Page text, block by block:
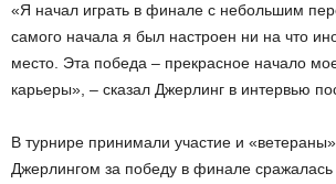
«Я начал играть в финале с небольшим
самого начала я был настроен ни на что
место. Эта победа – прекрасное начало
карьеры», – сказал Джерлинг в интервью
В турнире принимали участие и
Джерлингом за победу в финале